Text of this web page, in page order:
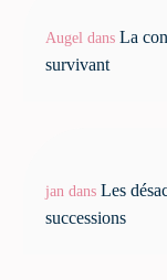
Augel dans La
survivant
jan dans Les
successions